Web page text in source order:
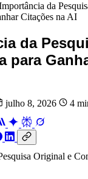
da
Citações na AI
da
para
julho 8, 2026
4